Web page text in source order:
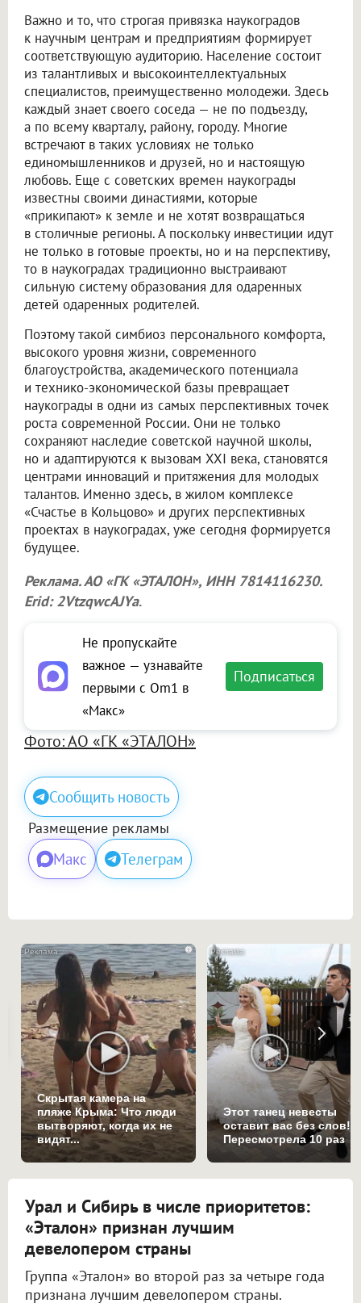
Важно и то, что строгая привязка наукоградов
к научным центрам и предприятиям формирует
соответствующую аудиторию. Население состоит
из талантливых и высокоинтеллектуальных
специалистов, преимущественно молодежи. Здесь
каждый знает своего соседа — не по подъезду,
а по всему кварталу, району, городу. Многие
встречают в таких условиях не только
единомышленников и друзей, но и настоящую
любовь. Еще с советских времен наукограды
известны своими династиями, которые
«прикипают» к земле и не хотят возвращаться
в столичные регионы. А поскольку инвестиции идут
не только в готовые проекты, но и на перспективу,
то в наукоградах традиционно выстраивают
сильную систему образования для одаренных
детей одаренных родителей.
Поэтому такой симбиоз персонального комфорта,
высокого уровня жизни, современного
благоустройства, академического потенциала
и технико-экономической базы превращает
наукограды в одни из самых перспективных точек
роста современной России. Они не только
сохраняют наследие советской научной школы,
но и адаптируются к вызовам XXI века, становятся
центрами инноваций и притяжения для молодых
талантов. Именно здесь, в жилом комплексе
«Счастье в Кольцово» и других перспективных
проектах в наукоградах, уже сегодня формируется
будущее.
Реклама. АО «ГК «ЭТАЛОН», ИНН 7814116230.
Erid: 2VtzqwcAJYa.
Не пропускайте
важное — узнавайте
первыми с Om1 в
«Макс»
Подписаться
Фото: АО «ГК «ЭТАЛОН»
Сообщить новость
Размещение рекламы
Макс Телеграм
i
Скрытая камера на
пляже Крыма: Что люди
вытворяют, когда их не
видят...
Этот танец невесты
оставит вас без слов!
Пересмотрела 10 раз
Урал и Сибирь в числе приоритетов:
«Эталон» признан лучшим
девелопером страны
Группа «Эталон» во второй раз за четыре года
признана лучшим девелопером страны.